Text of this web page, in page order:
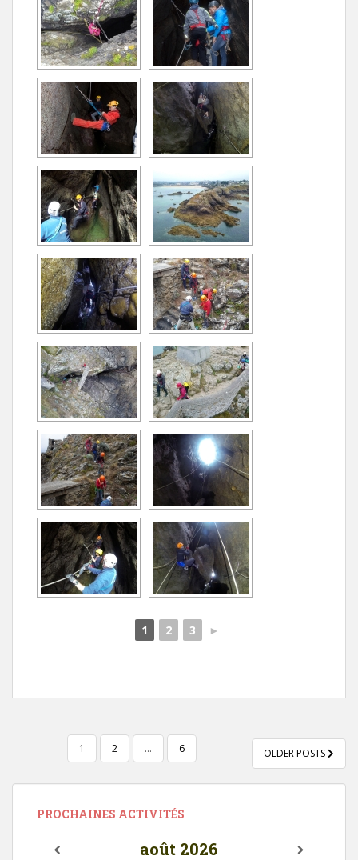
1 2 3 ►
NAVIGATION
ARTICLES
1 2 … 6 OLDER POSTS
PROCHAINES ACTIVITÉS
août 2026